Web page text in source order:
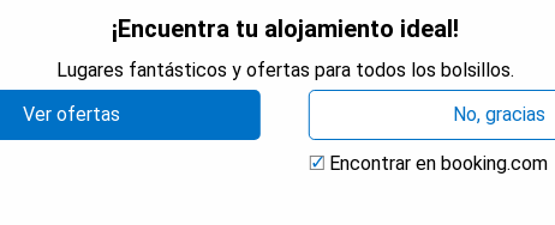
¡Encuentra tu alojamiento ideal!
Lugares fantásticos y ofertas para todos los bolsillos.
Ver ofertas
No, gracias
Encontrar en booking.com